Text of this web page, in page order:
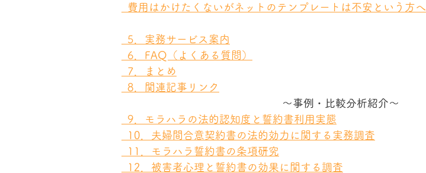
費用はかけたくないがネットのテンプレートは不安という方へ
5．実務サービス案内
6．FAQ（よくある質問）
7．まとめ
8．関連記事リンク
～事例・比較分析紹介～
9．モラハラの法的認知度と誓約書利用実態
10．夫婦間合意契約書の法的効力に関する実務調査
11．モラハラ誓約書の条項研究
12．被害者心理と誓約書の効果に関する調査